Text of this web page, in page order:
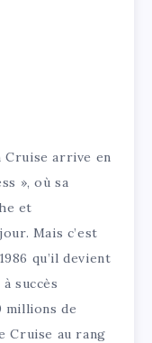
arrive en
», où sa
et
Mais c’est
qu’il devient
succès
millions de
Cruise au rang